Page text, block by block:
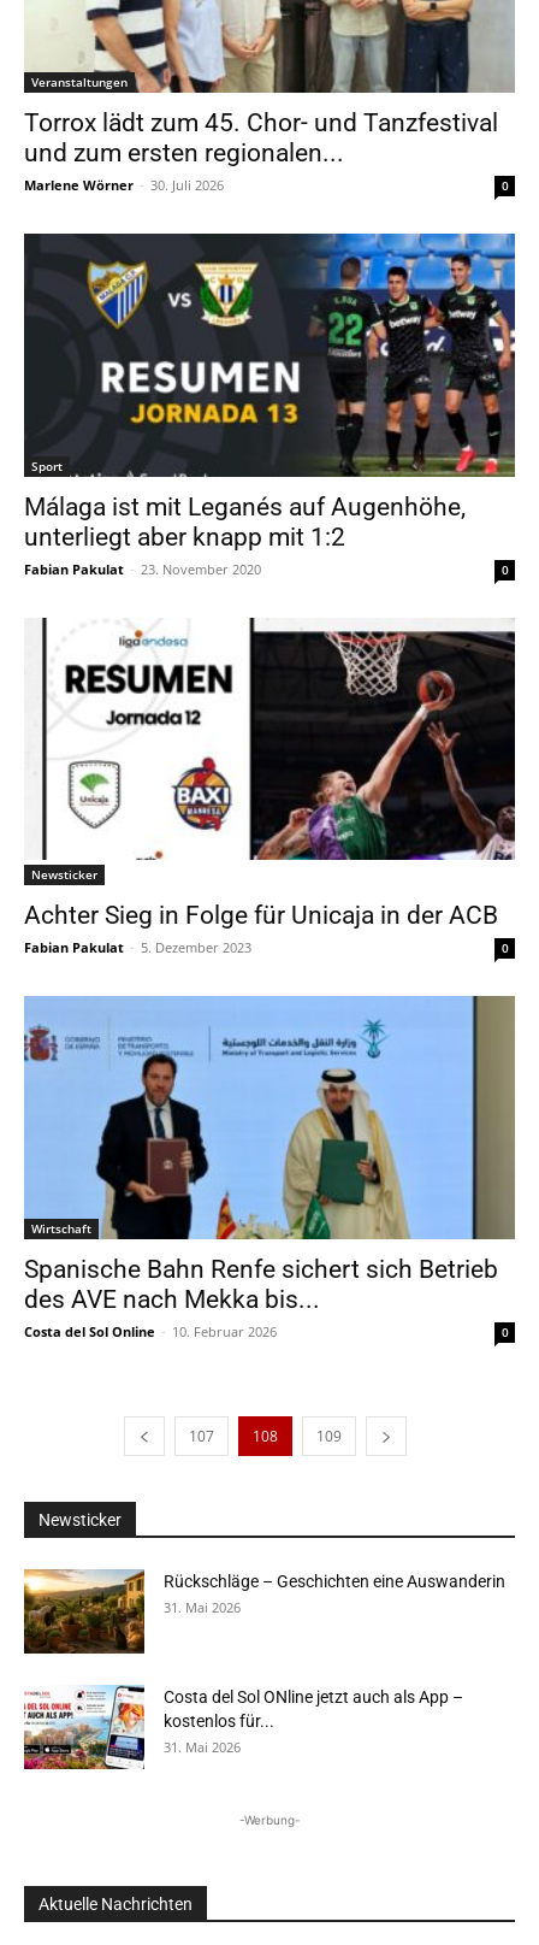
Veranstaltungen
Torrox lädt zum 45. Chor- und Tanzfestival
und zum ersten regionalen...
Marlene Wörner - 30. Juli 2026 0
Sport
Málaga ist mit Leganés auf Augenhöhe,
unterliegt aber knapp mit 1:2
Fabian Pakulat - 23. November 2020 0
Newsticker
Achter Sieg in Folge für Unicaja in der ACB
Fabian Pakulat - 5. Dezember 2023 0
Wirtschaft
Spanische Bahn Renfe sichert sich Betrieb
des AVE nach Mekka bis...
Costa del Sol Online - 10. Februar 2026 0
107 108 109
Newsticker
Rückschläge – Geschichten eine Auswanderin
31. Mai 2026
Costa del Sol ONline jetzt auch als App –
kostenlos für...
31. Mai 2026
-Werbung-
Aktuelle Nachrichten